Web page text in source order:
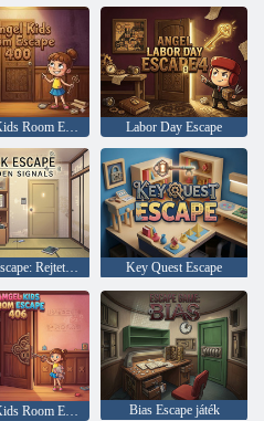
Amgel Kids Room Escape 400 Labor Day Escape
1LDK Escape: Rejtett jelek Key Quest Escape
Amgel Kids Room Escape 406 Bias Escape játék